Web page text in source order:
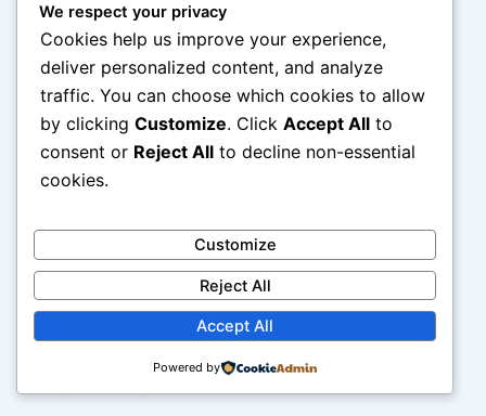
web phising scammer
sex porno tante umur 30 pepek merah/a>
situs bokep siswa smp tetek besar
memek merah cewek chindo
cewek indo tetek merah besar
We respect your privacy
Cookies help us improve your experience,
deliver personalized content, and analyze
traffic. You can choose which cookies to allow
by clicking Customize. Click Accept All to
consent or Reject All to decline non-essential
cookies.
Customize
Reject All
Accept All
Powered by